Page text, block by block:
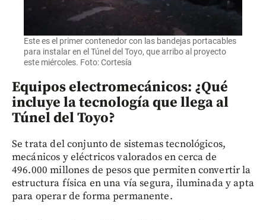
Este es el primer contenedor con las bandejas portacables
para instalar en el Túnel del Toyo, que arribo al proyecto
este miércoles. Foto: Cortesía
Equipos electromecánicos: ¿Qué
incluye la tecnología que llega al
Túnel del Toyo?
Se trata del conjunto de sistemas tecnológicos,
mecánicos y eléctricos valorados en cerca de
496.000 millones de pesos que permiten convertir la
estructura física en una vía segura, iluminada y apta
para operar de forma permanente.